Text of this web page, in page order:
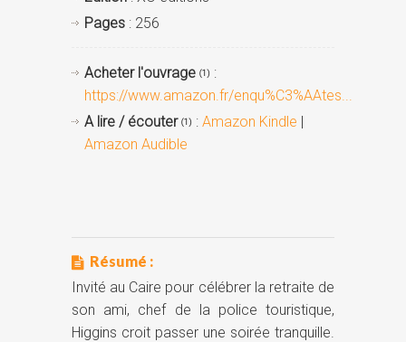
Pages : 256
Acheter l'ouvrage (1) :
https://www.amazon.fr/enqu%C3%AAtes...
A lire / écouter (1) : Amazon Kindle |
Amazon Audible
Résumé :
Invité au Caire pour célébrer la retraite de
son ami, chef de la police touristique,
Higgins croit passer une soirée tranquille.